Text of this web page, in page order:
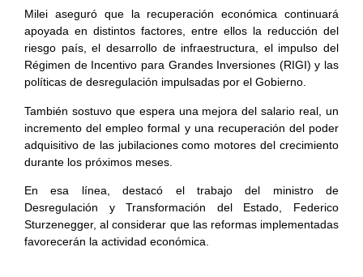
Milei aseguró que la recuperación económica continuará
apoyada en distintos factores, entre ellos la reducción del
riesgo país, el desarrollo de infraestructura, el impulso del
Régimen de Incentivo para Grandes Inversiones (RIGI) y las
políticas de desregulación impulsadas por el Gobierno.
También sostuvo que espera una mejora del salario real, un
incremento del empleo formal y una recuperación del poder
adquisitivo de las jubilaciones como motores del crecimiento
durante los próximos meses.
En esa línea, destacó el trabajo del ministro de
Desregulación y Transformación del Estado, Federico
Sturzenegger, al considerar que las reformas implementadas
favorecerán la actividad económica.